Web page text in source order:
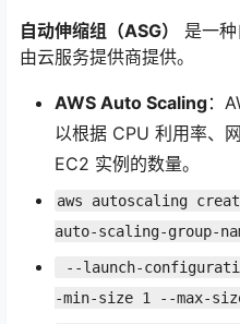
自动伸缩组（ASG）
是一
由云服务提供商提供。
AWS Auto Scaling：
以根据 CPU 利用率、
EC2 实例的数量。
aws autoscaling
auto-scaling-group-
-min-size 1 --max-